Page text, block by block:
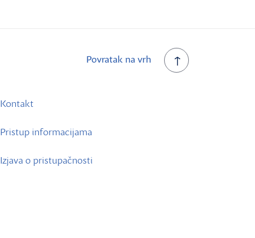
Povratak na vrh
Kontakt
Pristup informacijama
Izjava o pristupačnosti